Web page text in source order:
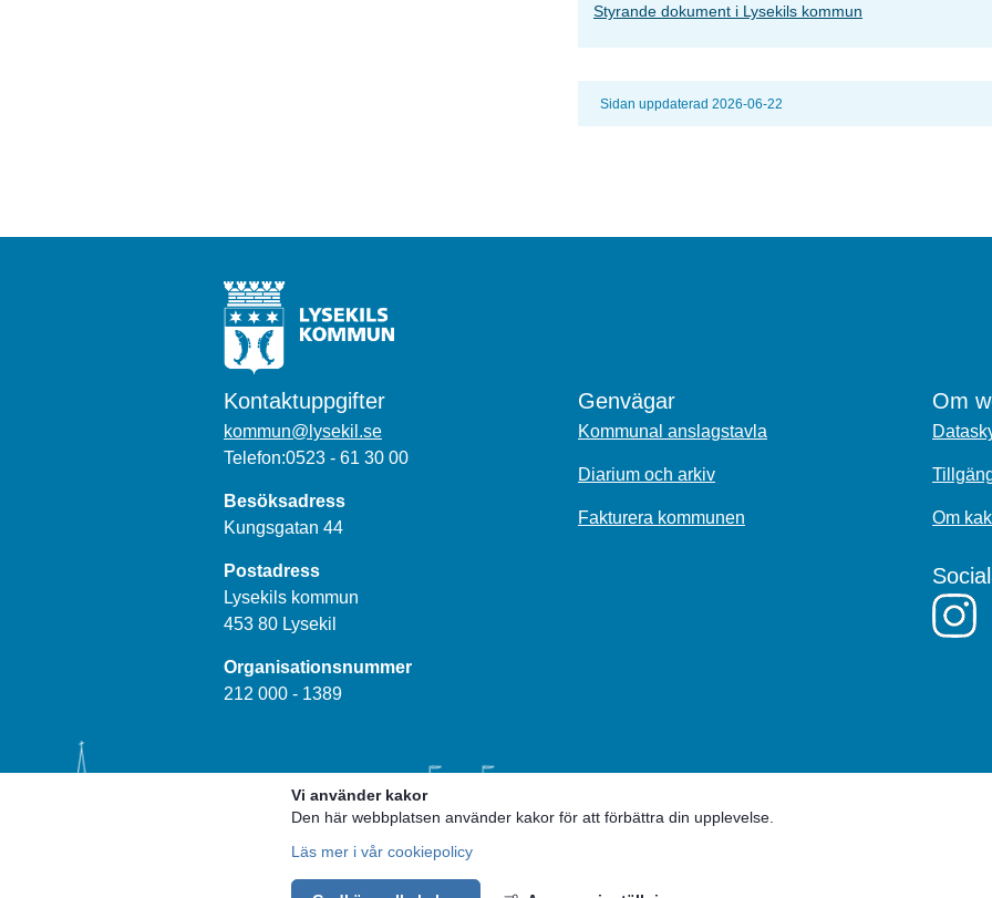
Vi använder kakor
Den här webbplatsen använder kakor för att förbättra din upplevelse.
Läs mer i vår cookiepolicy
Styrande dokument i Lysekils kommun
Sidan uppdaterad 2026-06-22
Kontaktuppgifter
kommun@lysekil.se
Telefon:0523 - 61 30 00
Besöksadress
Kungsgatan 44
Postadress
Lysekils kommun
453 80 Lysekil
Organisationsnummer
212 000 - 1389
Genvägar
Kommunal anslagstavla
Diarium och arkiv
Fakturera kommunen
Om
Om